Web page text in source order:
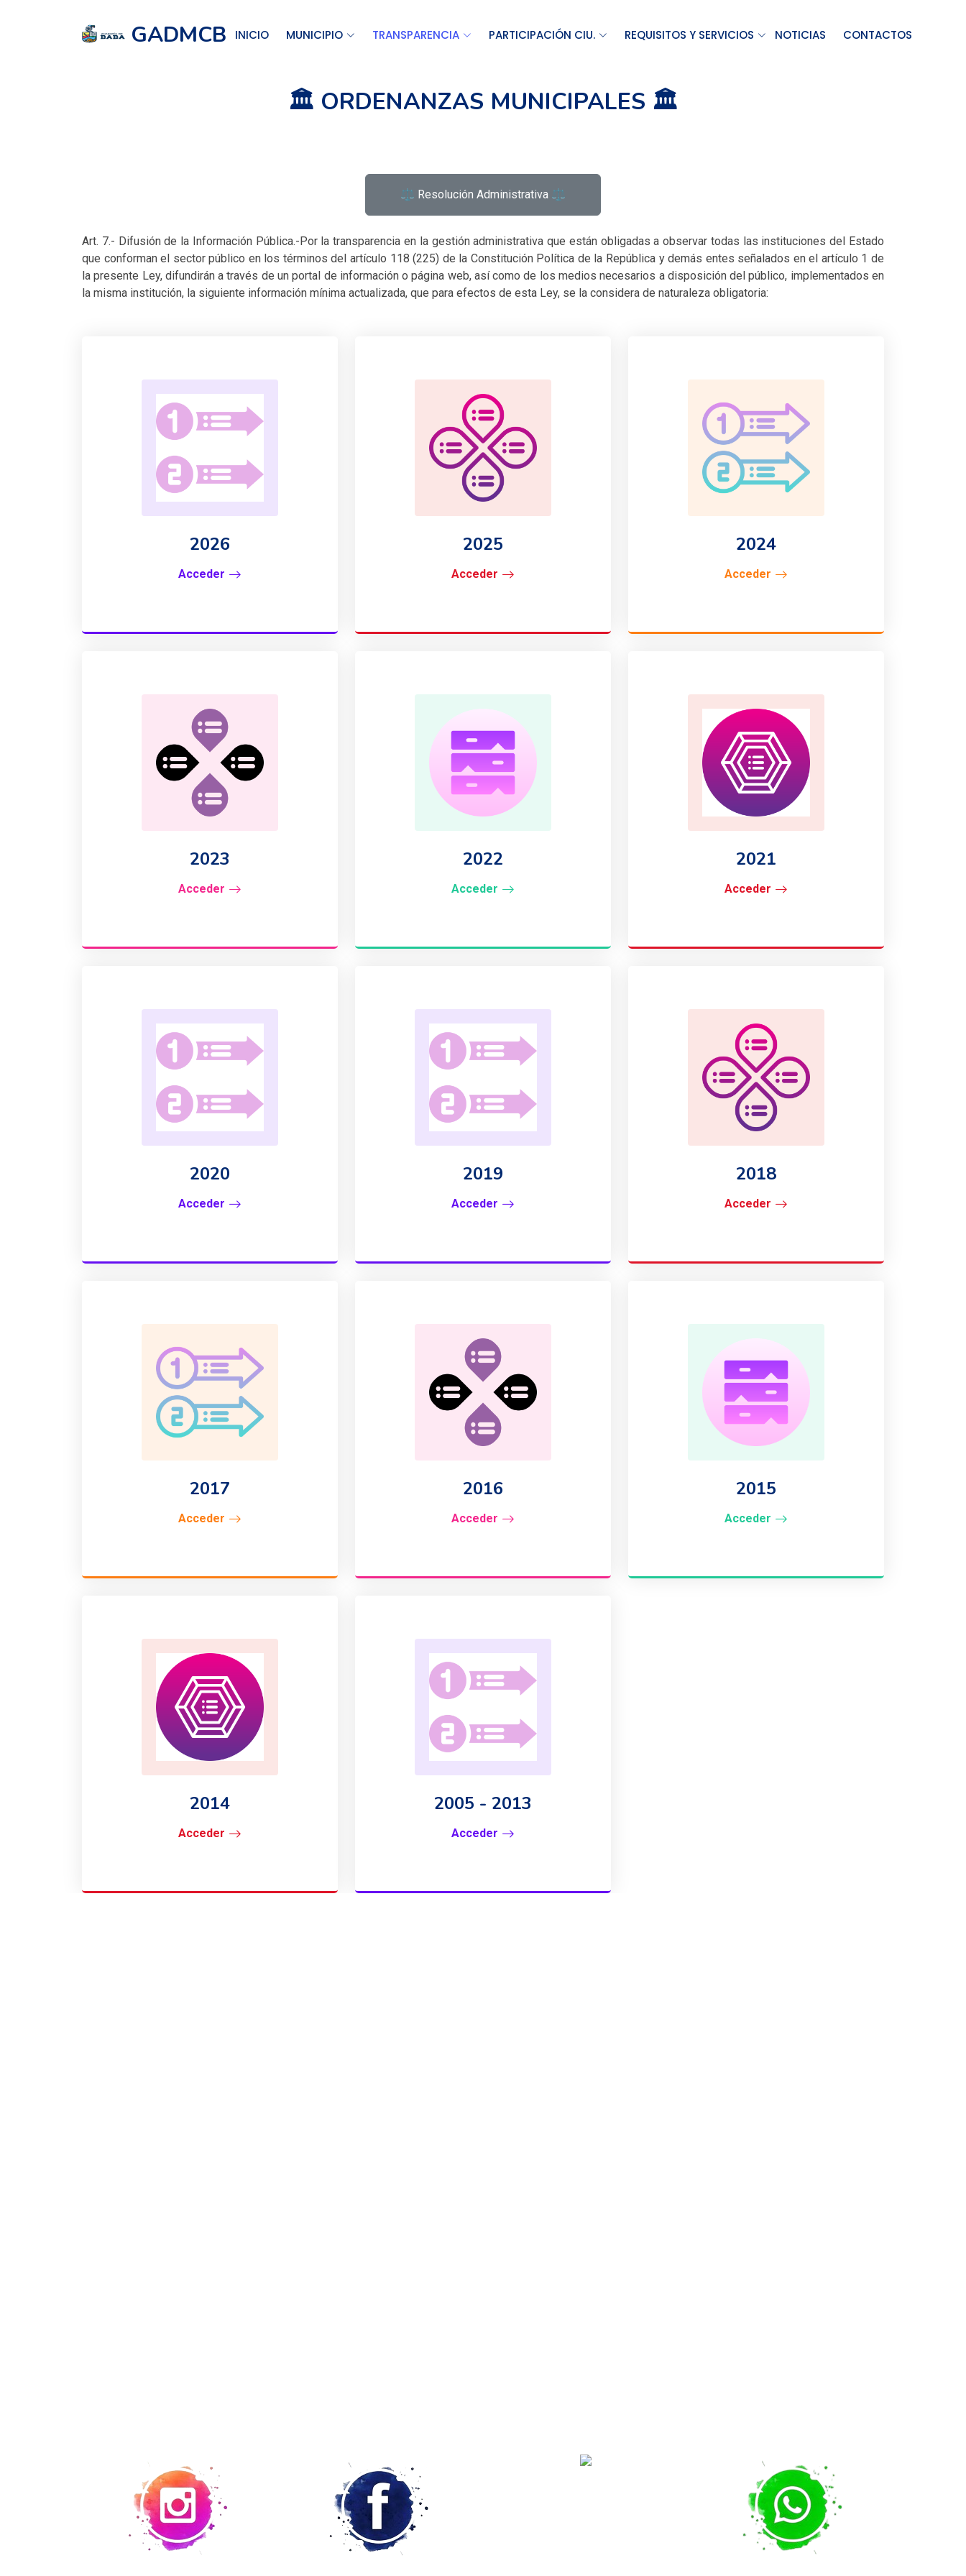
GADMCB INICIO MUNICIPIO TRANSPARENCIA PARTICIPACIÓN CIU. REQUISITOS Y SERVICIOS NOTICIAS CONTACTOS
🏛️ ORDENANZAS MUNICIPALES 🏛️
⚖️ Resolución Administrativa ⚖️
Art. 7.- Difusión de la Información Pública.-Por la transparencia en la gestión administrativa que están obligadas a observar todas las instituciones del Estado
que conforman el sector público en los términos del artículo 118 (225) de la Constitución Política de la República y demás entes señalados en el artículo 1 de
la presente Ley, difundirán a través de un portal de información o página web, así como de los medios necesarios a disposición del público, implementados en
la misma institución, la siguiente información mínima actualizada, que para efectos de esta Ley, se la considera de naturaleza obligatoria:
2026
Acceder
2025
Acceder
2024
Acceder
2023
Acceder
2022
Acceder
2021
Acceder
2020
Acceder
2019
Acceder
2018
Acceder
2017
Acceder
2016
Acceder
2015
Acceder
2014
Acceder
2005 - 2013
Acceder